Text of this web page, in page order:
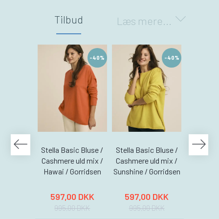
Læs mere...
Tilbud
-40%
Stella Basic Bluse /
Cashmere uld mix /
Hawai / Gorridsen
597,00 DKK
995,00 DKK
-40%
Stella Basic Bluse /
Cashmere uld mix /
Sunshine / Gorridsen
597,00 DKK
995,00 DKK
Stella